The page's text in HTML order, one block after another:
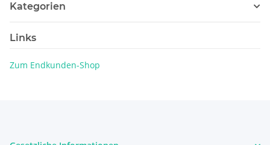
Kategorien
Links
Zum Endkunden-Shop